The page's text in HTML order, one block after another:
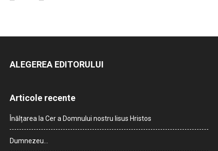
ALEGEREA EDITORULUI
Articole recente
Înălțarea la Cer a Domnului nostru Iisus Hristos
Dumnezeu…